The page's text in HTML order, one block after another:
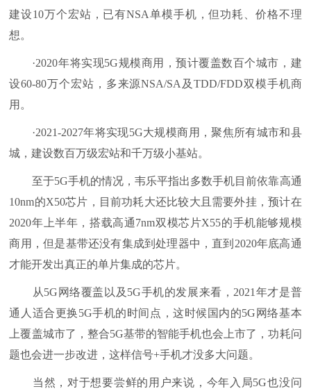
建设10万个宏站，已有NSA单模手机，但功耗、价格不理
想。
·2020年将实现5G规模商用，预计覆盖数百个城市，建
设60-80万个宏站，多来源NSA/SA及TDD/FDD双模手机商
用。
·2021-2027年将实现5G大规模商用，聚焦所有城市和县
城，建设数百万级宏站和千万级小基站。
至于5G手机的情况，韦乐平指出多数手机目前依靠高通
10nm的X50芯片，目前功耗大还比较大且需要外挂，预计在
2020年上半年，搭载高通7nm双模芯片X55的手机能够规模
商用，但是基带还没有集成到处理器中，直到2020年底高通
才能开发出真正的单片集成的芯片。
从5G网络覆盖以及5G手机的发展来看，2021年才是普
通人适合更换5G手机的时间点，这时候国内的5G网络基本
上覆盖城市了，整合5G基带的智能手机也会上市了，功耗问
题也会进一步改进，这样信号+手机才没多大问题。
当然，对于想要尝鲜的用户来说，今年入局5G也没问